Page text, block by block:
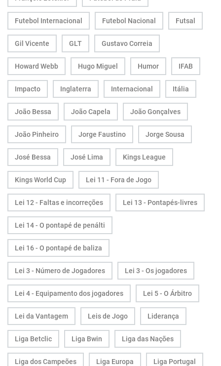
Futebol Internacional Futebol Nacional Futsal
Gil Vicente GLT Gustavo Correia
Howard Webb Hugo Miguel Humor IFAB
Impacto Inglaterra Internacional Itália
João Bessa João Capela João Gonçalves
João Pinheiro Jorge Faustino Jorge Sousa
José Bessa José Lima Kings League
Kings World Cup Lei 11 - Fora de Jogo
Lei 12 - Faltas e incorreções Lei 13 - Pontapés-livres
Lei 14 - O pontapé de penálti
Lei 16 - O pontapé de baliza
Lei 3 - Número de Jogadores Lei 3 - Os jogadores
Lei 4 - Equipamento dos jogadores Lei 5 - O Árbitro
Lei da Vantagem Leis de Jogo Liderança
Liga Betclic Liga Bwin Liga das Nações
Liga dos Campeões Liga Europa Liga Portugal